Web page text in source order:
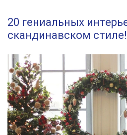
20 гениальных
скандинавском стиле!